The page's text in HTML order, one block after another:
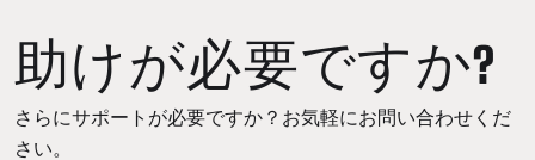
助けが必要ですか?
さらにサポートが必要ですか？お気軽にお問い合わせくだ
さい。